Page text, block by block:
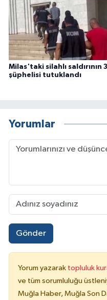
Milas'taki silahlı saldırının 3
şüphelisi tutuklandı
Yorumlar
Gönder
Yorum yazarak topluluk
ve tüm sorumluluğu
Muğla Haber, Muğla Son